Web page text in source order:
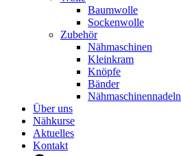
Baumwolle
Sockenwolle
Zubehör
Nähmaschinen
Kleinkram
Knöpfe
Bänder
Nähmaschinennadeln
Über uns
Nähkurse
Aktuelles
Kontakt